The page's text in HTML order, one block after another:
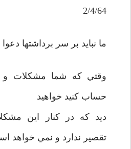
2/4/64
ما نبايد بر سر برداشتها دعوا
وقتي که شما مشکلات و
حساب کنيد خواهيد
ديد که در کنار اين
تقصير ندارد و نمي خواهد